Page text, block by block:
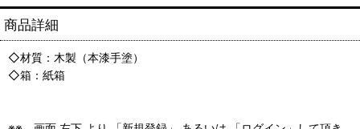
商品詳細
◇材質：木製（本漆手塗）
◇箱：紙箱